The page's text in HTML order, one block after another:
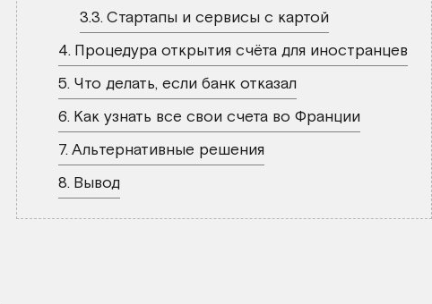
Стартапы и сервисы с картой
Процедура открытия счёта для иностранцев
Что делать, если банк отказал
Как узнать все свои счета во Франции
Альтернативные решения
Вывод